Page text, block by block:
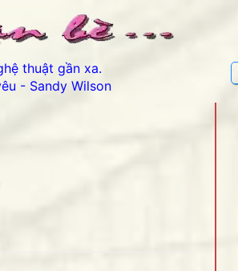
thuật gần xa.
- Sandy Wilson